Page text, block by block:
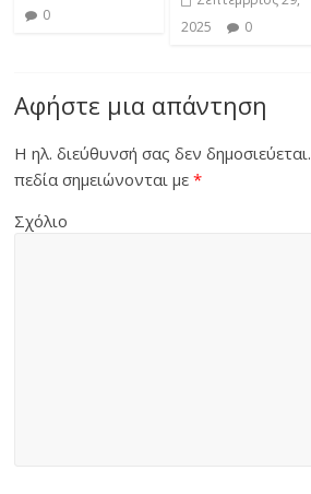
0
2025
0
Αφήστε μια απάντηση
Η ηλ. διεύθυνσή σας δεν δημοσιεύεται.
πεδία σημειώνονται με*
Σχόλιο